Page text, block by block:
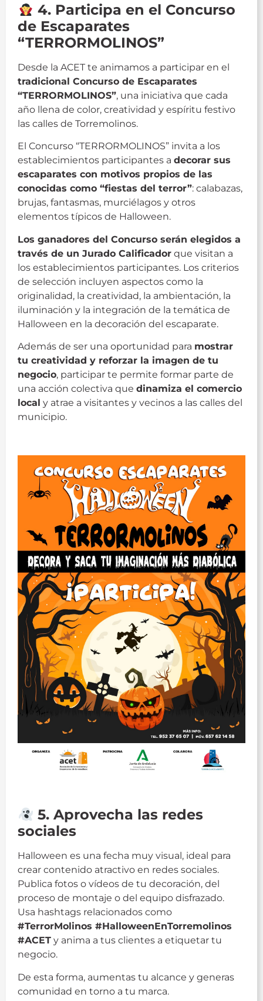
4. Participa en el Concurso
de Escaparates
“TERRORMOLINOS”
Desde la ACET te animamos a participar en el
tradicional Concurso de Escaparates
“TERRORMOLINOS”, una iniciativa que cada
año llena de color, creatividad y espíritu festivo
las calles de Torremolinos.
El Concurso “TERRORMOLINOS” invita a los
establecimientos participantes a decorar sus
escaparates con motivos propios de las
conocidas como “fiestas del terror”: calabazas,
brujas, fantasmas, murciélagos y otros
elementos típicos de Halloween.
Los ganadores del Concurso serán elegidos a
través de un Jurado Calificador que visitan a
los establecimientos participantes. Los criterios
de selección incluyen aspectos como la
originalidad, la creatividad, la ambientación, la
iluminación y la integración de la temática de
Halloween en la decoración del escaparate.
Además de ser una oportunidad para mostrar
tu creatividad y reforzar la imagen de tu
negocio, participar te permite formar parte de
una acción colectiva que dinamiza el comercio
local y atrae a visitantes y vecinos a las calles del
municipio.
5. Aprovecha las redes
sociales
Halloween es una fecha muy visual, ideal para
crear contenido atractivo en redes sociales.
Publica fotos o vídeos de tu decoración, del
proceso de montaje o del equipo disfrazado.
Usa hashtags relacionados como
#TerrorMolinos #HalloweenEnTorremolinos
#ACET y anima a tus clientes a etiquetar tu
negocio.
De esta forma, aumentas tu alcance y generas
comunidad en torno a tu marca.